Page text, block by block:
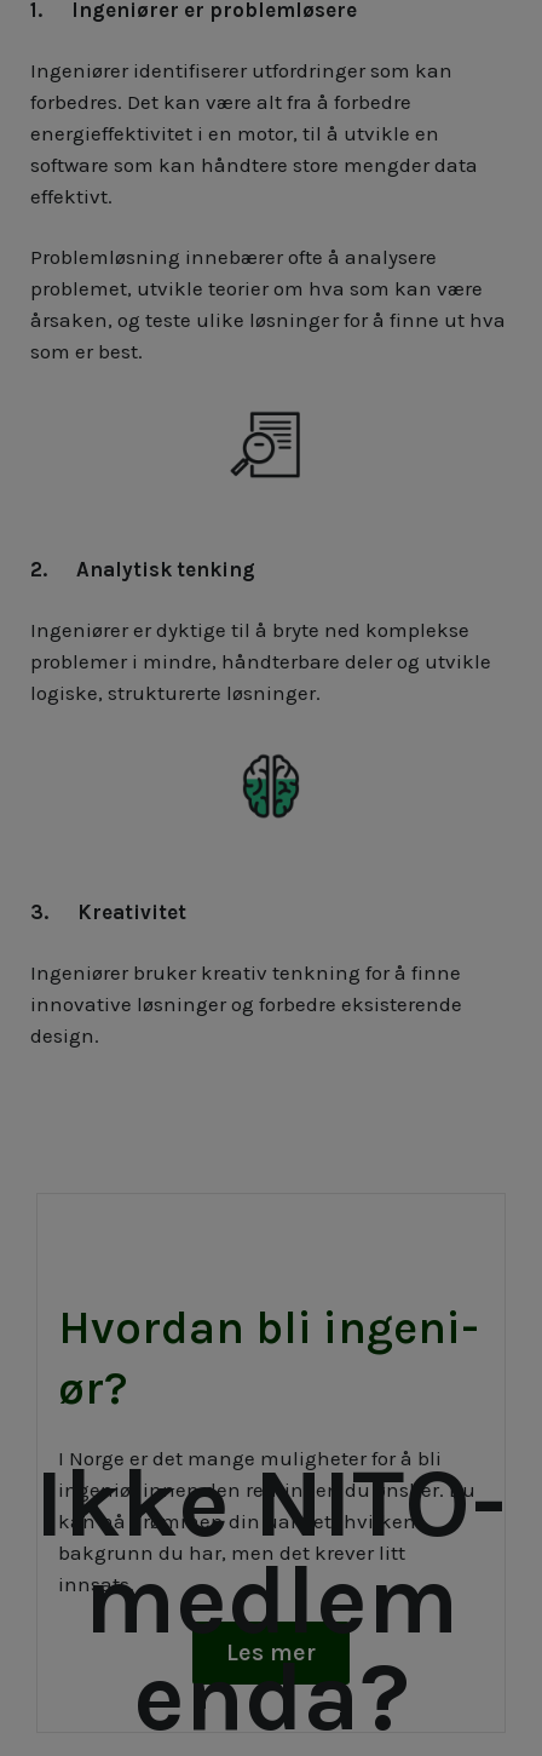
1. Ingeniører er problemløsere
Ingeniører identifiserer utfordringer som kan
forbedres. Det kan være alt fra å forbedre
energieffektivitet i en motor, til å utvikle en
software som kan håndtere store mengder data
effektivt.
Problemløsning innebærer ofte å analysere
problemet, utvikle teorier om hva som kan være
årsaken, og teste ulike løsninger for å finne ut hva
som er best.
2. Analytisk tenking
Ingeniører er dyktige til å bryte ned komplekse
problemer i mindre, håndterbare deler og utvikle
logiske, strukturerte løsninger.
3. Kreativitet
Ingeniører bruker kreativ tenkning for å finne
innovative løsninger og forbedre eksisterende
design.
Hvor­­­­­dan bli in­­­ge­­­ni­
ør?
I Norge er det mange muligheter for å bli
ingeniør innen den retningen du ønsker. Du
kan nå drømmen din uansett hvilken
bakgrunn du har, men det krever litt
innsats.
Les mer
Ikke NITO-
medlem
enda?